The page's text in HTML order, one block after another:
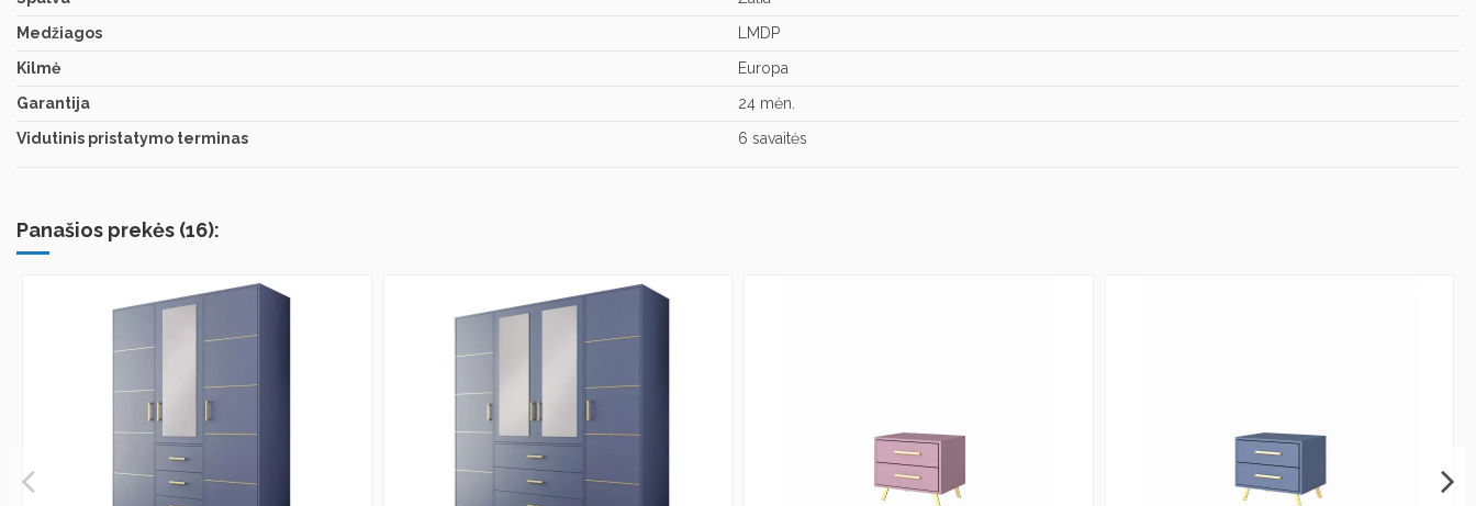
Medžiagos
LMDP
Kilmė
Europa
Garantija
24 mėn.
Vidutinis pristatymo terminas
6 savaitės
Panašios prekės (16):